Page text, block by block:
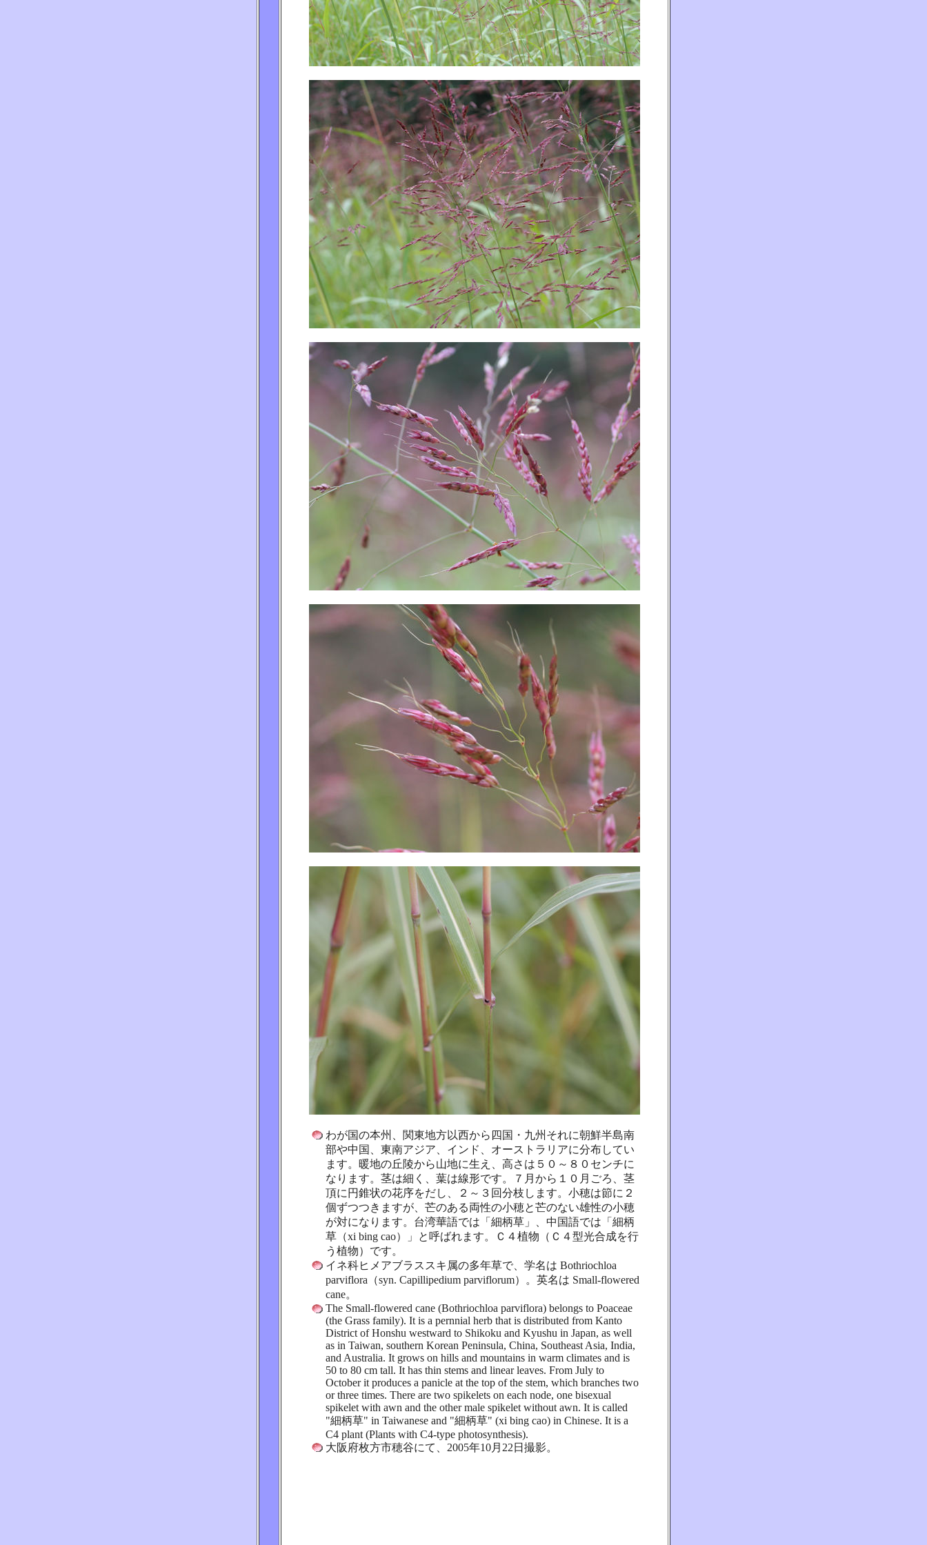
わが国の本州、関東地方以西から四国・九州それに朝鮮半島南
部や中国、東南アジア、インド、オーストラリアに分布してい
ます。暖地の丘陵から山地に生え、高さは５０～８０センチに
なります。茎は細く、葉は線形です。７月から１０月ごろ、茎
頂に円錐状の花序をだし、２～３回分枝します。小穂は節に２
個ずつつきますが、芒のある両性の小穂と芒のない雄性の小穂
が対になります。台湾華語では「細柄草」、中国語では「細柄
草（xi bing cao）」と呼ばれます。Ｃ４植物（Ｃ４型光合成を行
う植物）です。
イネ科ヒメアブラススキ属の多年草で、学名は Bothriochloa
parviflora（syn. Capillipedium parviflorum）。英名は Small-flowered
cane。
The Small-flowered cane (Bothriochloa parviflora) belongs to Poaceae
(the Grass family). It is a pernnial herb that is distributed from Kanto
District of Honshu westward to Shikoku and Kyushu in Japan, as well
as in Taiwan, southern Korean Peninsula, China, Southeast Asia, India,
and Australia. It grows on hills and mountains in warm climates and is
50 to 80 cm tall. It has thin stems and linear leaves. From July to
October it produces a panicle at the top of the stem, which branches two
or three times. There are two spikelets on each node, one bisexual
spikelet with awn and the other male spikelet without awn. It is called
"細柄草" in Taiwanese and "細柄草" (xi bing cao) in Chinese. It is a
C4 plant (Plants with C4-type photosynthesis).
大阪府枚方市穂谷にて、2005年10月22日撮影。